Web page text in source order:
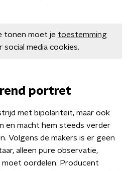
tonen moet je toestemming
social media cookies.
portret
met bipolariteit, maar ook
en macht hem steeds verder
Volgens de makers is er geen
alleen pure observatie,
oordelen. Producent